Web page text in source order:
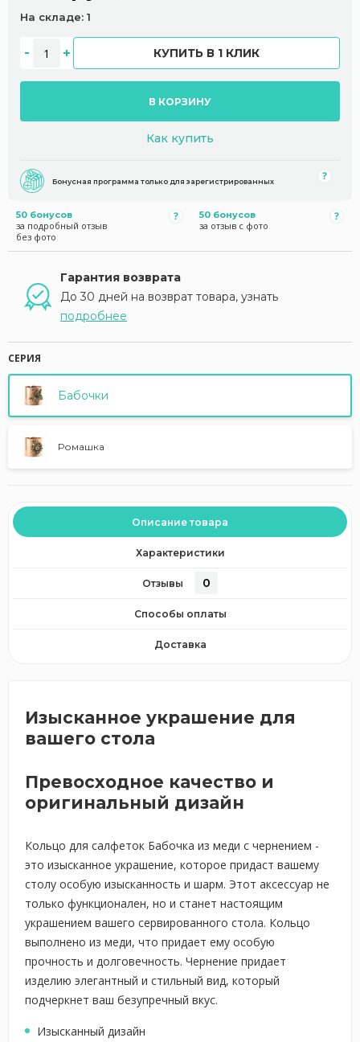
На складе: 1
КУПИТЬ В 1 КЛИК
В КОРЗИНУ
Как купить
Бонусная программа только для зарегистрированных
50 бонусов
за подробный отзыв
без фото
50 бонусов
за отзыв с фото
Гарантия возврата
До 30 дней на возврат товара, узнать
подробнее
СЕРИЯ
Бабочки
Ромашка
Описание товара
Характеристики
Отзывы 0
Способы оплаты
Доставка
Изысканное украшение для
вашего стола
Превосходное качество и
оригинальный дизайн
Кольцо для салфеток Бабочка из меди с чернением -
это изысканное украшение, которое придаст вашему
столу особую изысканность и шарм. Этот аксессуар не
только функционален, но и станет настоящим
украшением вашего сервированного стола. Кольцо
выполнено из меди, что придает ему особую
прочность и долговечность. Чернение придает
изделию элегантный и стильный вид, который
подчеркнет ваш безупречный вкус.
Изысканный дизайн